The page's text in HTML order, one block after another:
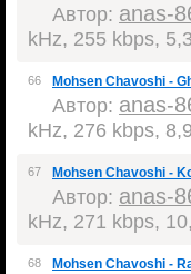
Автор: anas-
kHz, 255 kbps,
66 Mohsen Chavoshi -
Автор: anas-
kHz, 276 kbps,
67 Mohsen Chavoshi -
Автор: anas-
kHz, 271 kbps,
68 Mohsen Chavoshi -